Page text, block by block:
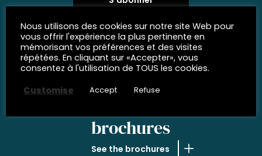
brochures
See the brochures
Nous utilisons des cookies sur notre site Web pour
vous offrir l'expérience la plus pertinente en
mémorisant vos préférences et des visites
répétées. En cliquant sur «Accepter», vous
consentez à l'utilisation de TOUS les cookies.
Customise
Accept Refuse